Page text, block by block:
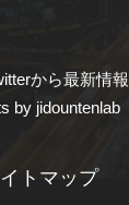
から最新情報
by jidountenlab
トマップ